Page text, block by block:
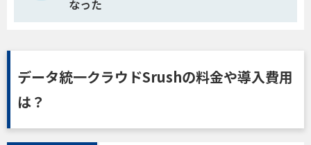
なった
データ統一クラウドSrushの料金や導入費用
は？